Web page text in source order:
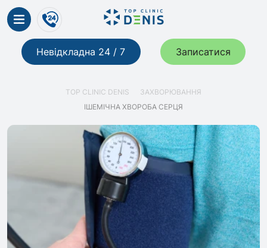
Невідкладна 24 / 7 Записатися
TOP CLINIC DENIS
ЗАХВОРЮВАННЯ
ІШЕМІЧНА ХВОРОБА СЕРЦЯ